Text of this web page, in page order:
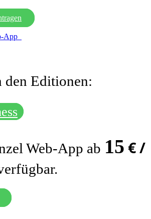
App
den Editionen:
Web-App ab 15 € /